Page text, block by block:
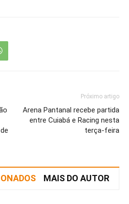
Próximo artigo
Arena Pantanal recebe partida
entre Cuiabá e Racing nesta
terça-feira
MAIS DO AUTOR